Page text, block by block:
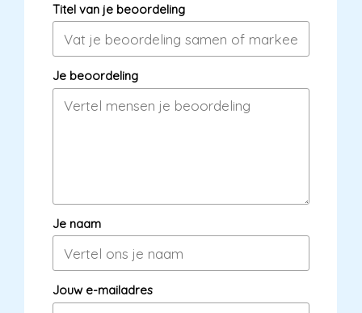
Titel van je beoordeling
Je beoordeling
Je naam
Jouw e-mailadres